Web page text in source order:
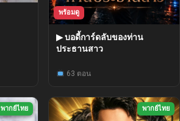
พร้อมดู
▶ บอดี้การ์ดลับของท่าน
ประธานสาว
63 ตอน
พากย์ไทย พากย์ไทย